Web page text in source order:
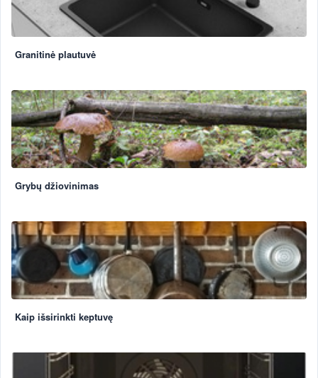
Granitinė plautuvė
Grybų džiovinimas
Kaip išsirinkti keptuvę